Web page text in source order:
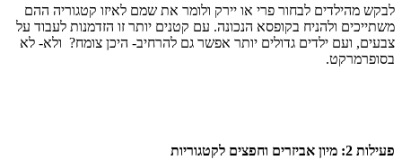
לבקש מהילדים לבחור פרי או יירק ולומר את שמם לאיזו קטגוריה ההם
משתייכים ולהניח בקופסא הנכונה. עם קטנים יותר זו הזדמנות לעבוד על
צבעים, ועם ילדים גדולים יותר אפשר גם להרחיב- היכן צומח? ולא- לא
בסופרמרקט.
פעילות 2: מיון אביזרים וחפצים לקטגוריות